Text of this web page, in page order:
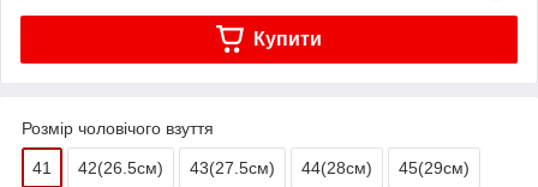
Купити
Розмір чоловічого взуття
41 42(26.5см) 43(27.5см) 44(28cм) 45(29cм)